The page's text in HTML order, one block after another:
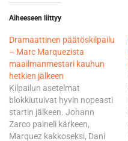
Aiheeseen liittyy
​Dramaattinen päätöskilpailu
– Marc Marquezista
maailmanmestari kauhun
hetkien jälkeen
Kilpailun asetelmat
blokkiutuivat hyvin nopeasti
startin jälkeen. Johann
Zarco paineli kärkeen,
Marquez kakkoseksi, Dani